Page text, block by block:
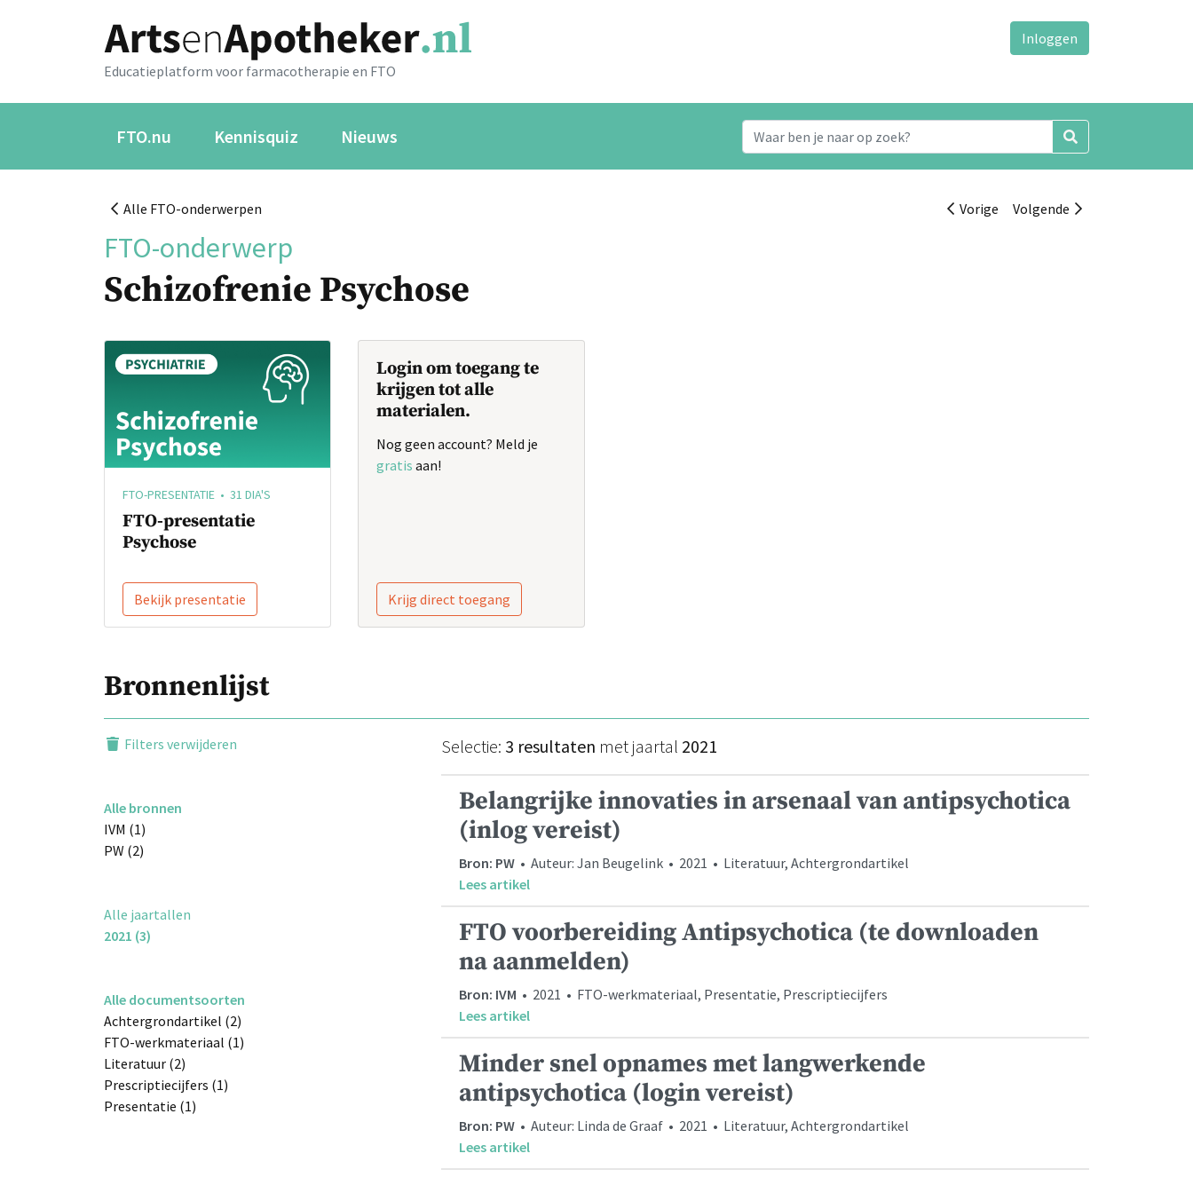
Educatieplatform voor farmacotherapie en FTO
Inloggen
FTO.nu Kennisquiz Nieuws
Alle FTO-onderwerpen Vorige Volgende
FTO-onderwerp
Schizofrenie Psychose
FTO-PRESENTATIE • 31 DIA'S
FTO-presentatie
Psychose
Bekijk presentatie
Login om toegang te
krijgen tot alle
materialen.
Nog geen account? Meld je
gratis aan!
Krijg direct toegang
Bronnenlijst
Filters verwijderen
Alle bronnen
IVM (1)
PW (2)
Alle jaartallen
2021 (3)
Alle documentsoorten
Achtergrondartikel (2)
FTO-werkmateriaal (1)
Literatuur (2)
Prescriptiecijfers (1)
Presentatie (1)
Selectie: 3 resultaten met jaartal 2021
Belangrijke innovaties in arsenaal van antipsychotica
(inlog vereist)
Bron: PW • Auteur: Jan Beugelink • 2021 • Literatuur, Achtergrondartikel
Lees artikel
FTO voorbereiding Antipsychotica (te downloaden
na aanmelden)
Bron: IVM • 2021 • FTO-werkmateriaal, Presentatie, Prescriptiecijfers
Lees artikel
Minder snel opnames met langwerkende
antipsychotica (login vereist)
Bron: PW • Auteur: Linda de Graaf • 2021 • Literatuur, Achtergrondartikel
Lees artikel